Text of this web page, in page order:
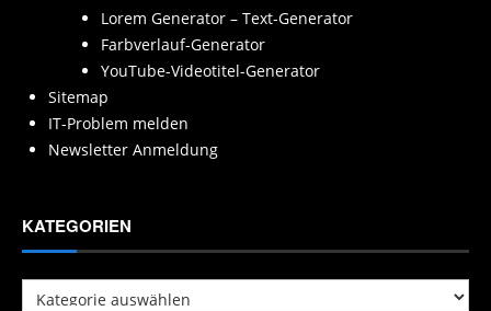
Lorem Generator – Text-Generator
Farbverlauf-Generator
YouTube-Videotitel-Generator
Sitemap
IT-Problem melden
Newsletter Anmeldung
KATEGORIEN
Kategorien